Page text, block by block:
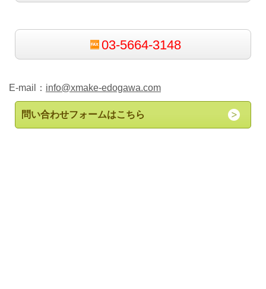
03-5664-3148
E-mail： info@xmake-edogawa.com
問い合わせフォームはこちら